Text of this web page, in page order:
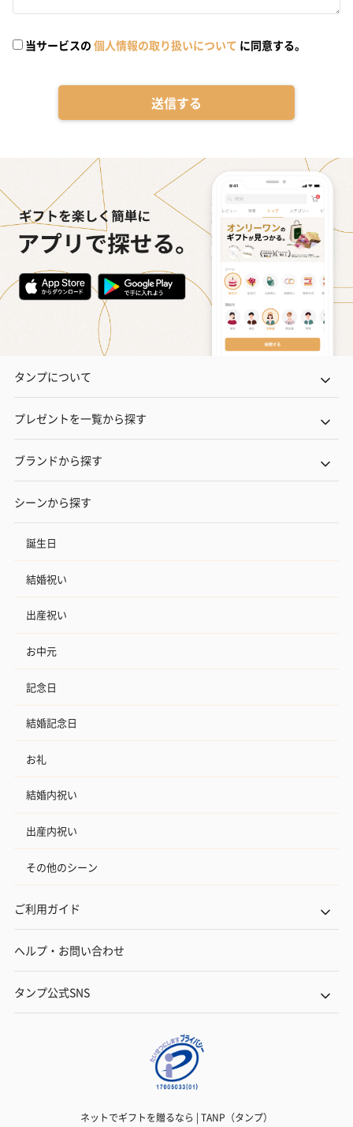
当サービスの 個人情報の取り扱いについて に同意する。
送信する
タンプについて
プレゼントを一覧から探す
ブランドから探す
シーンから探す
誕生日
結婚祝い
出産祝い
お中元
記念日
結婚記念日
お礼
結婚内祝い
出産内祝い
その他のシーン
ご利用ガイド
ヘルプ・お問い合わせ
タンプ公式SNS
ネットでギフトを贈るなら | TANP（タンプ）